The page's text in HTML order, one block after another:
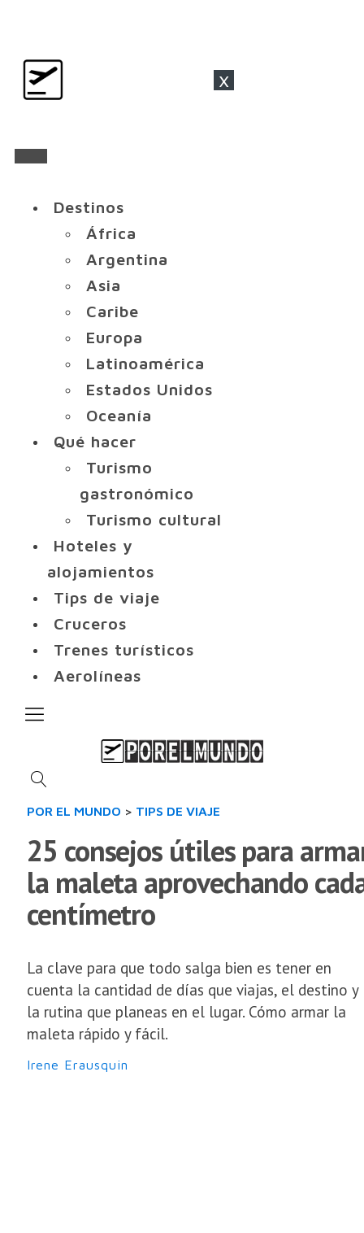
x
Destinos
África
Argentina
Asia
Caribe
Europa
Latinoamérica
Estados Unidos
Oceanía
Qué hacer
Turismo
gastronómico
Turismo cultural
Hoteles y
alojamientos
Tips de viaje
Cruceros
Trenes turísticos
Aerolíneas
POR EL MUNDO > TIPS DE VIAJE
25 consejos útiles para
la maleta aprovechando
centímetro
La clave para que todo salga bien es tener en
cuenta la cantidad de días que viajas, el destino y
la rutina que planeas en el lugar. Cómo armar la
maleta rápido y fácil.
Irene Erausquin